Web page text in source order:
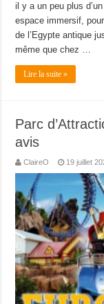
il y a un peu plus
espace immersif,
de l’Egypte antique
même que chez …
Lire la suite »
Parc
avis
ClaireO 19 juillet